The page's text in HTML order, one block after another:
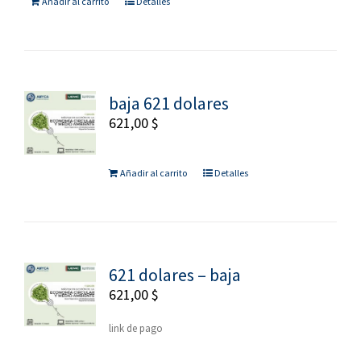
baja 621 dolares
621,00$
Añadir al carrito Detalles
621 dolares – baja
621,00$
link de pago